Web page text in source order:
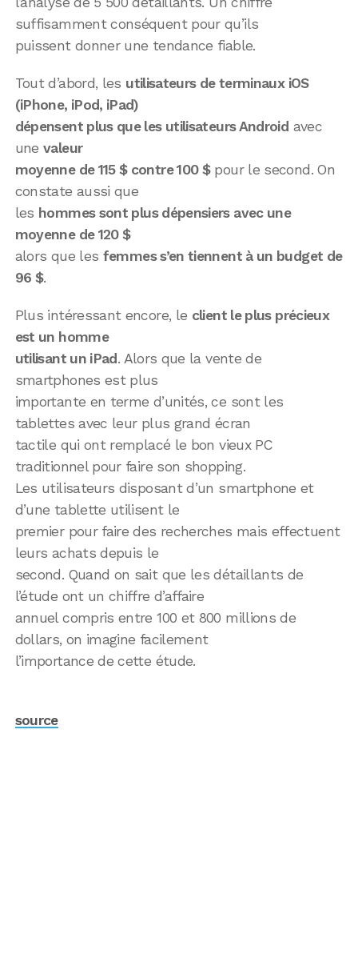
suffisamment conséquent pour qu’ils
puissent donner une tendance fiable.
Tout d’abord, les utilisateurs de terminaux iOS
(iPhone, iPod, iPad)
dépensent plus que les utilisateurs Android avec
unevaleur
moyenne de 115 $ contre 100 $pour le second. On
constate aussi que
les hommes sont plus dépensiers avec une
moyenne de 120 $
alors que les femmes s’en tiennent à un budget de
96 $.
Plus intéressant encore, le client le plus précieux
est un homme
utilisant un iPad. Alors que la vente de
smartphones est plus
importante en terme d’unités, ce sont les
tablettes avec leur plus grand écran
tactile qui ont remplacé le bon vieux PC
traditionnel pour faire son shopping.
Les utilisateurs disposant d’un smartphone et
d’une tablette utilisent le
premier pour faire des recherches mais effectuent
leurs achats depuis le
second. Quand on sait que les détaillants de
l’étude ont un chiffre d’affaire
annuel compris entre 100 et 800 millions de
dollars, on imagine facilement
l’importance de cette étude.
source